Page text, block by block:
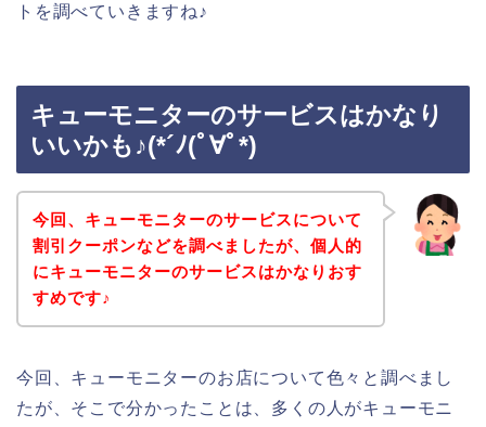
トを調べていきますね♪
キューモニターのサービスはかなり
いいかも♪(*´ﾉ(ﾟ∀ﾟ*)
今回、キューモニターのサービスについて
割引クーポンなどを調べましたが、個人的
にキューモニターのサービスはかなりおす
すめです♪
今回、キューモニターのお店について色々と調べまし
たが、そこで分かったことは、多くの人がキューモニ